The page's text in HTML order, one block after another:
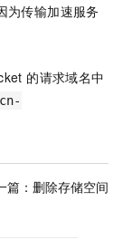
为传输加速服务
的请求域名中
篇： 删除存储空间